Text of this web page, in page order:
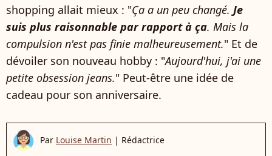
shopping allait mieux : "Ça a un peu changé. Je
suis plus raisonnable par rapport à ça. Mais la
compulsion n'est pas finie malheureusement." Et de
dévoiler son nouveau hobby : "Aujourd'hui, j'ai une
petite obsession jeans." Peut-être une idée de
cadeau pour son anniversaire.
Par Louise Martin | Rédactrice